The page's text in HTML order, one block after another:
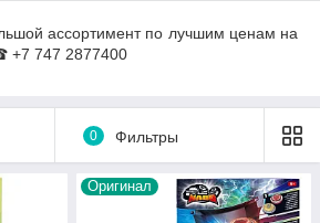
ассортимент по лучшим ценам на
+7 747 2877400
0 Фильтры
Оригинал